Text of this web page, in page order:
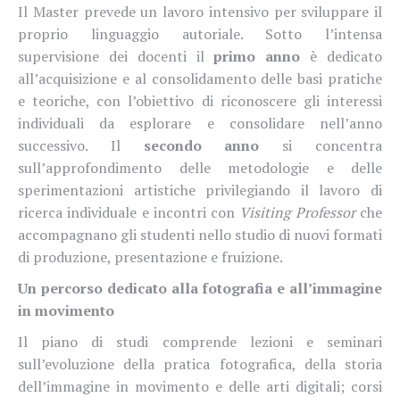
Il Master prevede un lavoro intensivo per sviluppare il
proprio linguaggio autoriale. Sotto l’intensa
supervisione dei docenti ilprimo anno è dedicato
all’acquisizione e al consolidamento delle basi pratiche
e teoriche, con l’obiettivo di riconoscere gli interessi
individuali da esplorare e consolidare nell’anno
successivo. Il secondo anno si concentra
sull’approfondimento delle metodologie e delle
sperimentazioni artistiche privilegiando il lavoro di
ricerca individuale e incontri con Visiting Professorche
accompagnano gli studenti nello studio di nuovi formati
di produzione, presentazione e fruizione.
Un percorso dedicato alla fotografia e all’immagine
in movimento
Il piano di studi comprende lezioni e seminari
sull’evoluzione della pratica fotografica, della storia
dell’immagine in movimento e delle arti digitali; corsi